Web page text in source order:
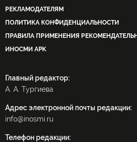
РЕКЛАМОДАТЕЛЯМ
ПОЛИТИКА КОНФИДЕНЦИАЛЬНОСТИ
ПРАВИЛА ПРИМЕНЕНИЯ
ИНОСМИ APK
Главный редактор:
А. А. Тургиева
Адрес электронной почты редакции:
info@inosmi.ru
Телефон редакции: